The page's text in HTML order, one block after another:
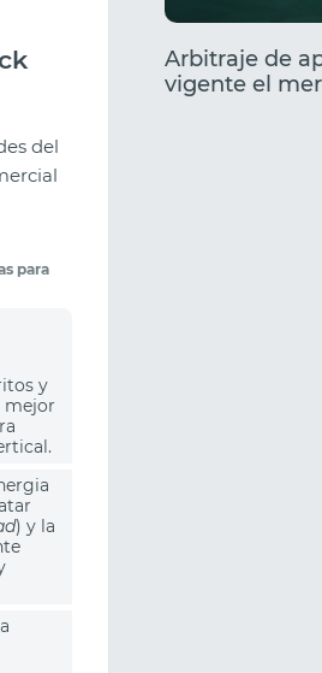
del
para
y
mejor
) y la
Arbitraje de
vigente el